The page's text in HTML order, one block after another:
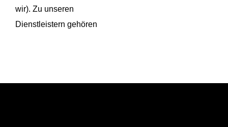
wir). Zu unseren
Dienstleistern gehören